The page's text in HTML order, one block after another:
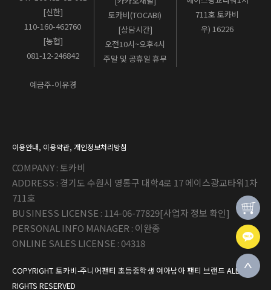
[신한]
110-160-462760
[농협]
081-12-246842
예금주-이유경
토카비(TOCABI)
[상담시간]
오전10시~오후4시
주말 및 공휴일 휴무
711호 토카비
우) 16226
이용안내, 이용약관, 개인정보처리방침
COMPANY : 토카비
ADDRESS : 경기도 수원시 영통구 대학4로 17 에이스광교타워1차
711호
BUSINESS LICENSE : 114-06-77829[사업자 정보 확인]
PERSONAL INFO MANAGER : 이완종
ONLINE SALES LICENSE : 04318
COPYRIGHT. 토카비-주니어팬티 초등중학생 여아남아 팬티 브랜드 ALL
RIGHTS RESERVED